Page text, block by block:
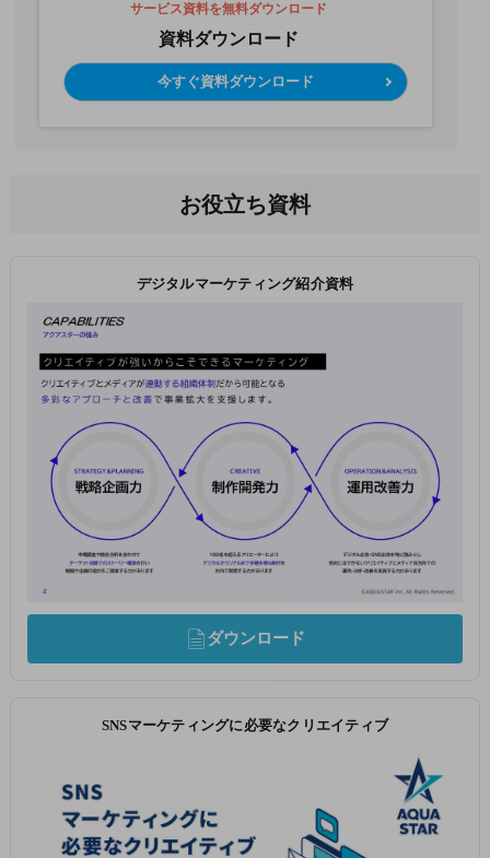
サービス資料を無料ダウンロード
資料ダウンロード
今すぐ資料ダウンロード
お役立ち資料
デジタルマーケティング紹介資料
ダウンロード
SNSマーケティングに必要なクリエイティブ